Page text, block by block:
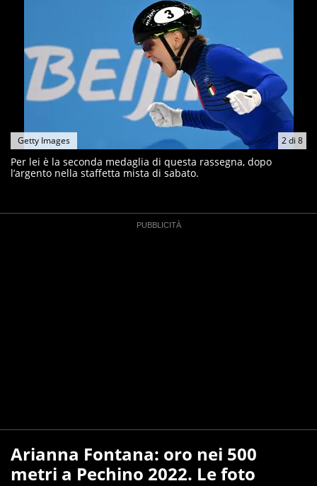
2di 8
Getty Images
Per lei è la seconda medaglia di questa rassegna, dopo
l’argento nella staffetta mista di sabato.
Arianna Fontana: oro nei 500
metri a Pechino 2022. Le foto